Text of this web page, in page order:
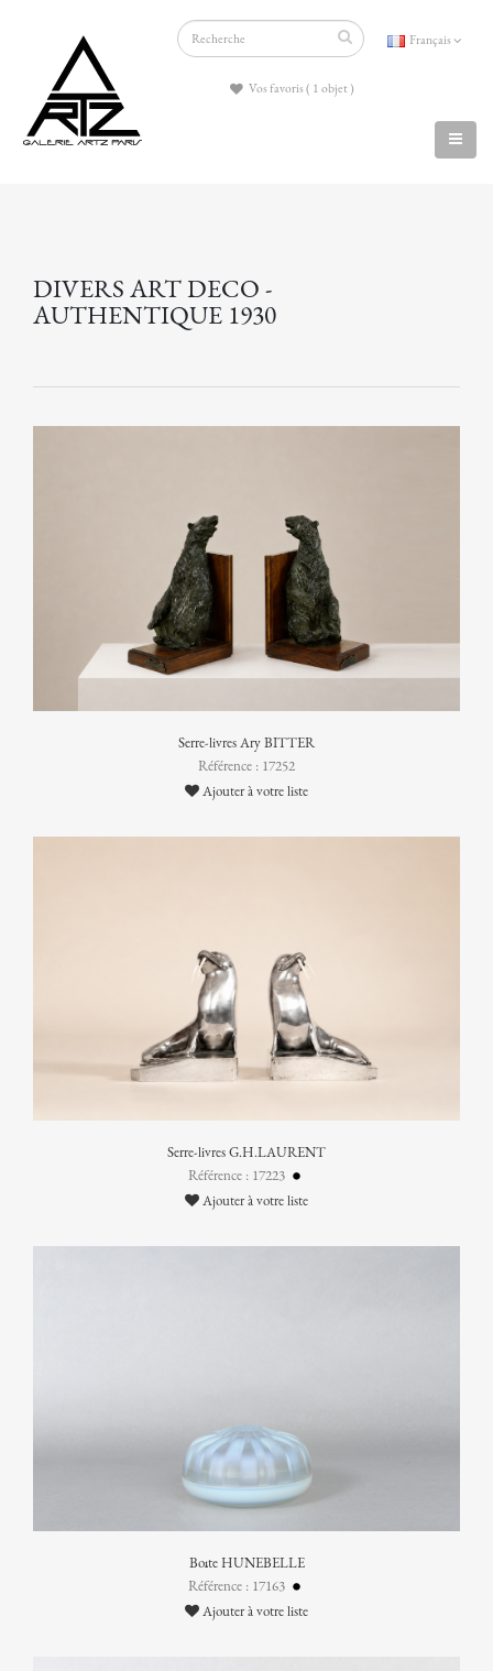
Français
Vos favoris ( 1 objet )
DIVERS ART DECO -
AUTHENTIQUE 1930
Serre-livres Ary BITTER
Référence : 17252
Ajouter à votre liste
Serre-livres G.H.LAURENT
Référence : 17223
Ajouter à votre liste
Boîte HUNEBELLE
Référence : 17163
Ajouter à votre liste